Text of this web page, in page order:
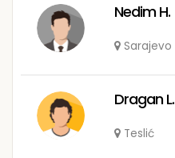
Nedim H.
Sarajevo
Dragan L.
Teslić